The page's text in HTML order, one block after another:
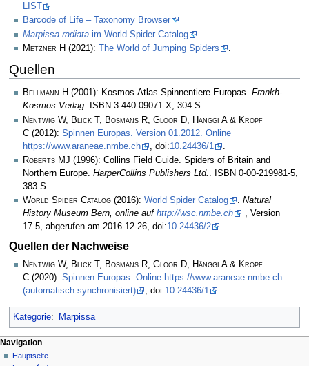
LIST
Barcode of Life – Taxonomy Browser
Marpissa radiata im World Spider Catalog
Metzner H (2021): The World of Jumping Spiders .
Quellen
Bellmann H (2001): Kosmos-Atlas Spinnentiere Europas. Frankh-
Kosmos Verlag. ISBN 3-440-09071-X, 304 S.
Nentwig W, Blick T, Bosmans R, Gloor D, Hänggi A & Kropf
C (2012): Spinnen Europas. Version 01.2012. Online
https://www.araneae.nmbe.ch
, doi:10.24436/1
Roberts MJ (1996): Collins Field Guide. Spiders of Britain and
Northern Europe. HarperCollins Publishers Ltd.
. ISBN 0-00-219981-5,
383 S.
World Spider Catalog (2016): World Spider Catalog . Natural
History Museum Bern, online auf http://wsc.nmbe.ch
, Version
17.5, abgerufen am 2016-12-26, doi:10.24436/2 .
Quellen der Nachweise
Nentwig W, Blick T, Bosmans R, Gloor D, Hänggi A & Kropf
C (2020): Spinnen Europas. Online https://www.araneae.nmbe.ch
(automatisch synchronisiert)
, doi:10.24436/1 .
Kategorie: Marpissa
Navigation
Hauptseite